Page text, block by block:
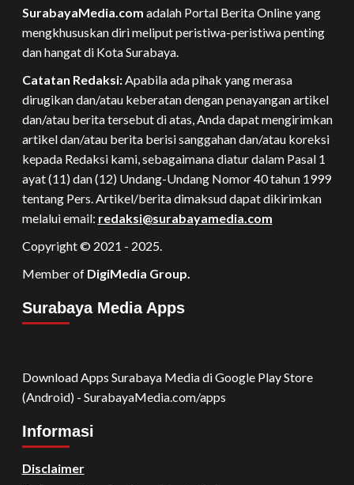
SurabayaMedia.com adalah Portal Berita Online yang
mengkhususkan diri meliput peristiwa-peristiwa penting
dan hangat di Kota Surabaya.
Catatan Redaksi:Apabila ada pihak yang merasa
dirugikan dan/atau keberatan dengan penayangan artikel
dan/atau berita tersebut di atas, Anda dapat mengirimkan
artikel dan/atau berita berisi sanggahan dan/atau koreksi
kepada Redaksi kami, sebagaimana diatur dalam Pasal 1
ayat (11) dan (12) Undang-Undang Nomor 40 tahun 1999
tentang Pers. Artikel/berita dimaksud dapat dikirimkan
melalui email: redaksi@surabayamedia.com
Copyright © 2021 - 2025.
Member of DigiMedia Group.
Surabaya Media Apps
Download Apps Surabaya Media di Google Play Store
(Android) - SurabayaMedia.com/apps
Informasi
Disclaimer